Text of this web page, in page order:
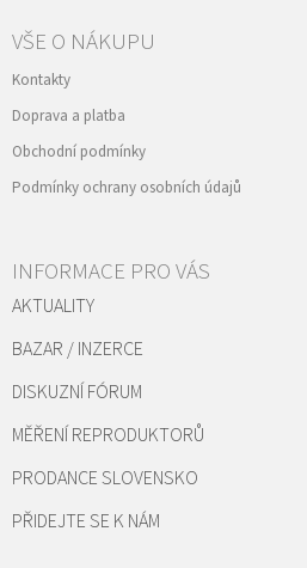
VŠE O NÁKUPU
Kontakty
Doprava a platba
Obchodní podmínky
Podmínky ochrany osobních údajů
INFORMACE PRO VÁS
AKTUALITY
BAZAR / INZERCE
DISKUZNÍ FÓRUM
MĚŘENÍ REPRODUKTORŮ
PRODANCE SLOVENSKO
PŘIDEJTE SE K NÁM